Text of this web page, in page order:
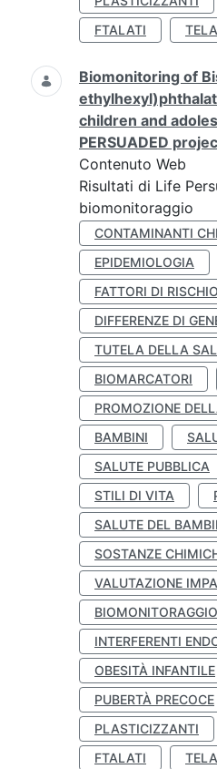
FTALATI
Biomonitoring of
children and
PERSUADED
Contenuto Web
Risultati di Life
biomonitoraggio
CONTAMINANTI
EPIDEMIOLOGIA
FATTORI DI RISCHIO
DIFFERENZE DI
TUTELA DELLA
BIOMARCATORI
PROMOZIONE
BAMBINI
SALUTE PUBBLICA
STILI DI VITA
SALUTE DEL
SOSTANZE
VALUTAZIONE
BIOMONITORAGGIO
INTERFERENTI
OBESITÀ INFANTILE
PUBERTÀ PRECOCE
PLASTICIZZANTI
FTALATI